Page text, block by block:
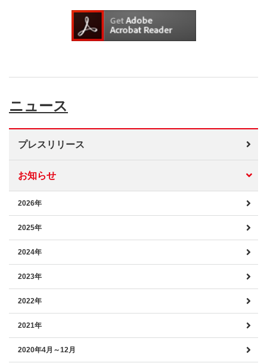
ニュース
プレスリリース
お知らせ
2026年
2025年
2024年
2023年
2022年
2021年
2020年4月～12月